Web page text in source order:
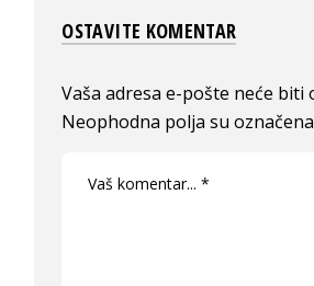
OSTAVITE KOMENTAR
Vaša adresa e-pošte neće biti
Neophodna polja su